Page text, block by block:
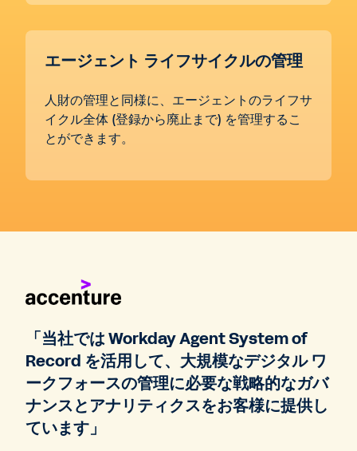
エージェント ライフサイクルの管理
人財の管理と同様に、エージェントのライフサ
イクル全体 (登録から廃止まで) を管理するこ
とができます。
「当社では Workday Agent System of
Record を活用して、大規模なデジタル ワ
ークフォースの管理に必要な戦略的なガバ
ナンスとアナリティクスをお客様に提供し
ています」